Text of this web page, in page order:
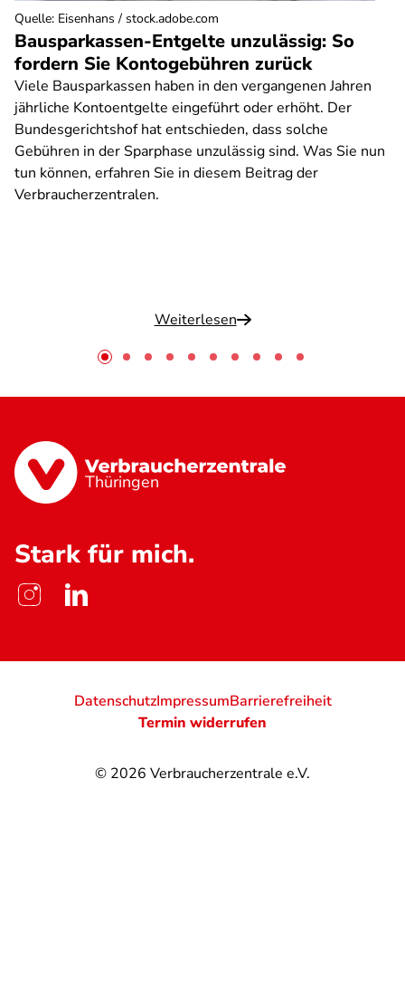
Bausparkassen-Entgelte unzulässig: So
fordern Sie Kontogebühren zurück
Viele Bausparkassen haben in den vergangenen Jahren
jährliche Kontoentgelte eingeführt oder erhöht. Der
Bundesgerichtshof hat entschieden, dass solche
Gebühren in der Sparphase unzulässig sind. Was Sie nun
tun können, erfahren Sie in diesem Beitrag der
Verbraucherzentralen.
Weiterlesen
Quelle: Eisenhans / stock.adobe.com
Thüringen
Stark für mich.
© 2026 Verbraucherzentrale e.V.
DatenschutzImpressumBarrierefreiheit
Termin widerrufen